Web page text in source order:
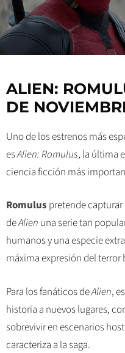
ALIEN:
DE
Uno de los estrenos más
esAlien: Romulus, la última
ciencia ficción más
Romulus pretende
deAlien una serie tan
humanos y una especie
máxima expresión del
Para los fanáticos deAlien,
historia a nuevos lugares,
sobrevivir en escenarios
caracteriza a la saga.